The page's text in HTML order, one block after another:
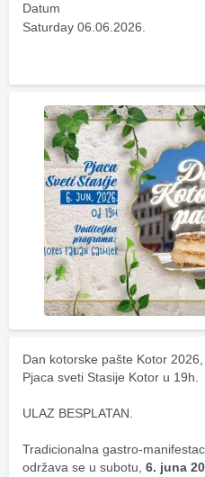
Datum
Saturday 06.06.2026.
Dan kotorske pašte Kotor
Pjaca sveti Stasije Kotor u 19h.
ULAZ BESPLATAN.
Tradicionalna gastro-
održava se u subotu, 6. juna